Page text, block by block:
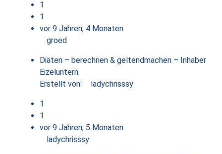
1
1
vor 9 Jahren, 4 Monaten
groed
Diäten – berechnen & geltendmachen – Inhaber
Eizeluntern.
Erstellt von:
ladychrisssy
1
1
vor 9 Jahren, 5 Monaten
ladychrisssy